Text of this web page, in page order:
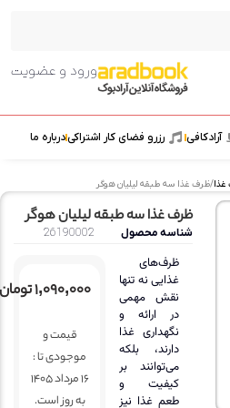
ورود و عضویت
رزرو فضای کار اشتراکی درباره ما
سه طبقه لیلیان هوگر
ظرف غذا سه طبقه لیلیان هوگر
شناسه محصول 26190002
ظرف‌های
غذایی نه تنها
نقش مهمی
در ارائه و
نگهداری غذا
دارند، بلکه
می‌توانند بر
کیفیت و
طعم غذا نیز
۱,۰۹۰,۰۰۰تومان
موجودی تا :
16 مرداد 1405
به روز است.